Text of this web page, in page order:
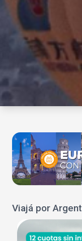
Viajá por